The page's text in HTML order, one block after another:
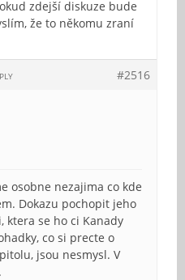
zdejší diskuze bude
že to někomu zraní
#2516
osobne nezajima co kde
Dokazu pochopit jeho
ktera se ho ci Kanady
co si precte o
jsou nesmysl. V